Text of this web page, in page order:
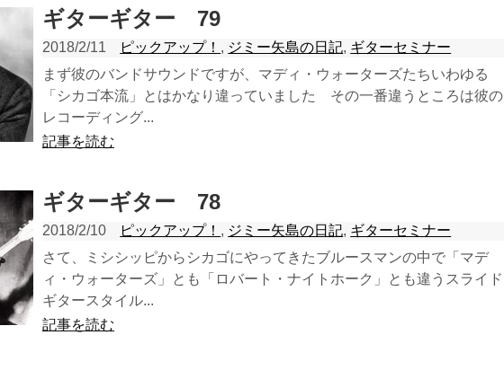
ギターギター 79
2018/2/11 ピックアップ！ , ジミー矢島の日記, ギターセミナー
まず彼のバンドサウンドですが、マディ・ウォーターズたちいわゆる
「シカゴ本流」とはかなり違っていました その一番違うところは彼の
レコーディング...
記事を読む
ギターギター 78
2018/2/10 ピックアップ！ , ジミー矢島の日記, ギターセミナー
さて、ミシシッピからシカゴにやってきたブルースマンの中で「マデ
ィ・ウォーターズ」とも「ロバート・ナイトホーク」とも違うスライド
ギタースタイル...
記事を読む